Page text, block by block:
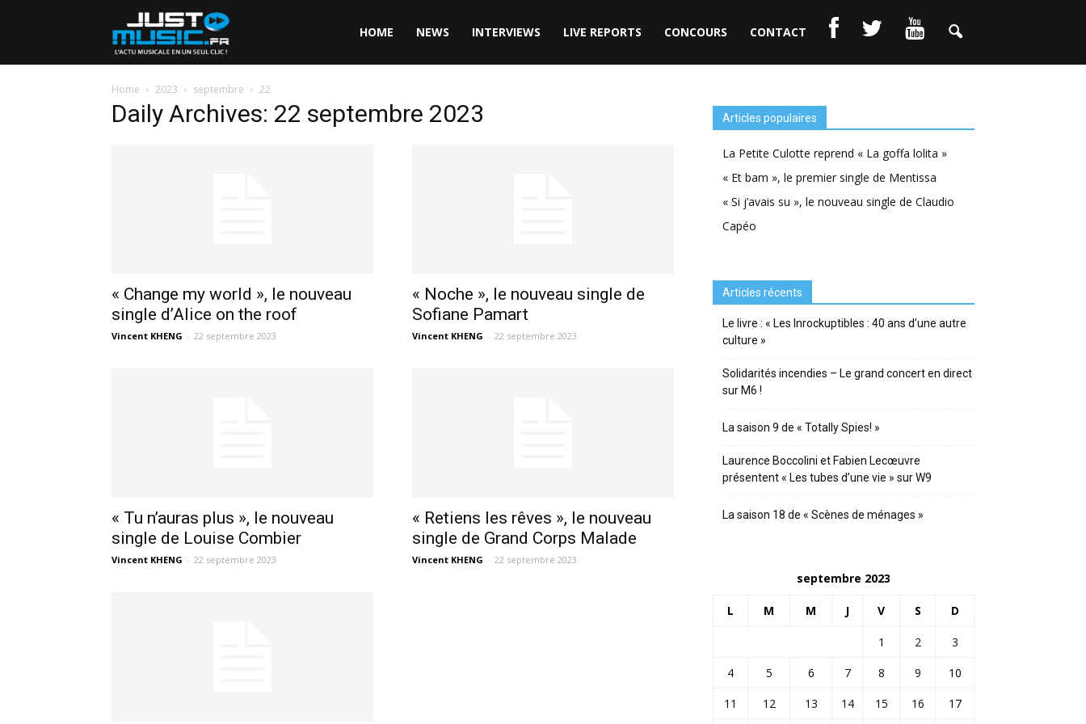
HOME NEWS INTERVIEWS LIVE REPORTS CONCOURS CONTACT
Home 2023 septembre 22
Daily Archives: 22 septembre 2023
« Change my world », le nouveau
single d’Alice on the roof
Vincent KHENG - 22 septembre 2023
« Noche », le nouveau single de
Sofiane Pamart
Vincent KHENG - 22 septembre 2023
« Tu n’auras plus », le nouveau
single de Louise Combier
Vincent KHENG - 22 septembre 2023
« Retiens les rêves », le nouveau
single de Grand Corps Malade
Vincent KHENG - 22 septembre 2023
Articles populaires
La Petite Culotte reprend « La goffa lolita »
« Et bam », le premier single de Mentissa
« Si j’avais su », le nouveau single de Claudio
Capéo
Articles récents
Le livre : « Les Inrockuptibles : 40 ans d’une autre
culture »
Solidarités incendies – Le grand concert en direct
sur M6 !
La saison 9 de « Totally Spies! »
Laurence Boccolini et Fabien Lecœuvre
présentent « Les tubes d’une vie » sur W9
La saison 18 de « Scènes de ménages »
septembre 2023
L M M J V S D
1 2
3
4
5 6 7 8 9
10
11
12 13 14 15 16 17